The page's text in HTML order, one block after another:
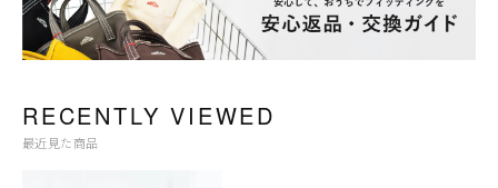
RECENTLY VIEWED
最近見た商品